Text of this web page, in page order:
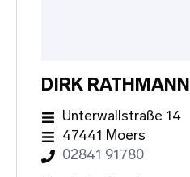
DIRK RATHMANN
Unterwallstraße 14
47441 Moers
02841 91780